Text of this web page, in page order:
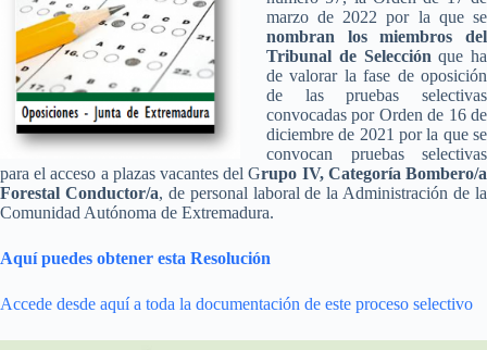
marzo de 2022 por la que se
nombran los miembros del
Tribunal de Selección que ha
de valorar la fase de oposición
de las pruebas selectivas
convocadas por Orden de 16 de
diciembre de 2021 por la que se
convocan pruebas selectivas
para el acceso a plazas vacantes del Grupo IV, Categoría Bombero/a
Forestal Conductor/a, de personal laboral de la Administración de la
Comunidad Autónoma de Extremadura.
Aquí puedes obtener esta Resolución
Accede desde aquí a toda la documentación de este proceso selectivo